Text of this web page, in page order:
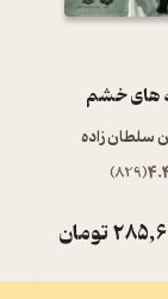
های خشم
سلطان زاده
(
829
)
تومان